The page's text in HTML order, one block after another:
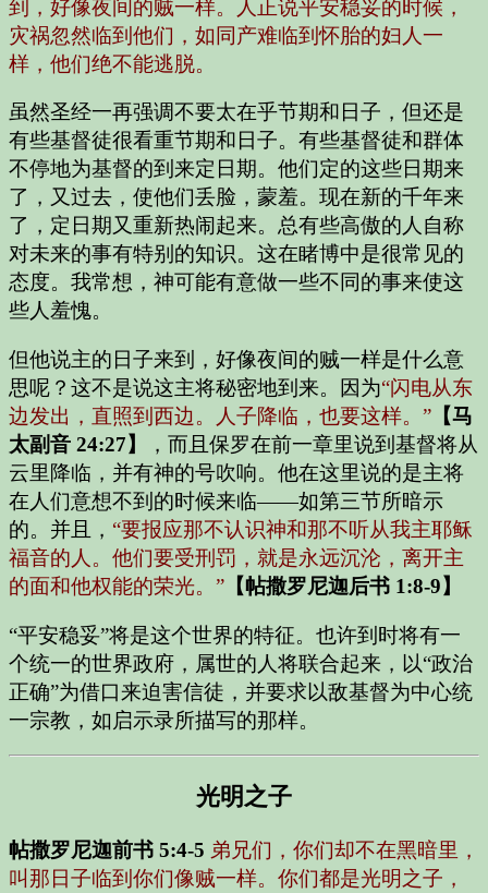
到，好像夜间的贼一样。人正说平安稳妥的时候，
灾祸忽然临到他们，如同产难临到怀胎的妇人一
样，他们绝不能逃脱。
虽然圣经一再强调不要太在乎节期和日子，但还是
有些基督徒很看重节期和日子。有些基督徒和群体
不停地为基督的到来定日期。他们定的这些日期来
了，又过去，使他们丢脸，蒙羞。现在新的千年来
了，定日期又重新热闹起来。总有些高傲的人自称
对未来的事有特别的知识。这在睹博中是很常见的
态度。我常想，神可能有意做一些不同的事来使这
些人羞愧。
但他说主的日子来到，好像夜间的贼一样是什么意
思呢？这不是说这主将秘密地到来。因为“闪电从东
边发出，直照到西边。人子降临，也要这样。” 【马
太副音 24:27】
，而且保罗在前一章里说到基督将从
云里降临，并有神的号吹响。他在这里说的是主将
在人们意想不到的时候来临——如第三节所暗示
的。并且， “要报应那不认识神和那不听从我主耶稣
福音的人。他们要受刑罚，就是永远沉沦，离开主
的面和他权能的荣光。” 【帖撒罗尼迦后书 1:8-9】
“平安稳妥”将是这个世界的特征。也许到时将有一
个统一的世界政府，属世的人将联合起来，以“政治
正确”为借口来迫害信徒，并要求以敌基督为中心统
一宗教，如启示录所描写的那样。
光明之子
帖撒罗尼迦前书 5:4-5 弟兄们，你们却不在黑暗里，
叫那日子临到你们像贼一样。你们都是光明之子，